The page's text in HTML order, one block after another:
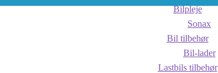
Bilpleje
Sonax
Bil tilbehør
Bil-lader
Lastbils tilbehør